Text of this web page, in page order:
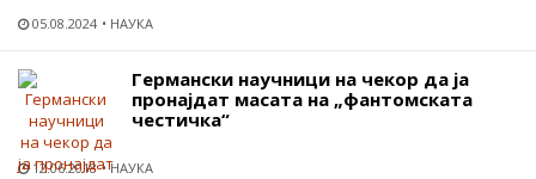
05.08.2024 НАУКА
Германски научници на чекор да ја
пронајдат масата на „фантомската
честичка“
12.06.2018 НАУКА